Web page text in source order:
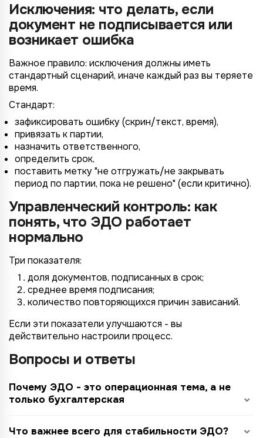
Исключения: что делать, если
документ не подписывается или
возникает ошибка
Важное правило: исключения должны иметь
стандартный сценарий, иначе каждый раз вы теряете
время.
Стандарт:
зафиксировать ошибку (скрин/текст, время),
привязать к партии,
назначить ответственного,
определить срок,
поставить метку "не отгружать/не закрывать
период по партии, пока не решено" (если критично).
Управленческий контроль: как
понять, что ЭДО работает
нормально
Три показателя:
доля документов, подписанных в срок;
среднее время подписания;
количество повторяющихся причин зависаний.
Если эти показатели улучшаются - вы
действительно настроили процесс.
Вопросы и ответы
Почему ЭДО - это операционная тема, а не
только бухгалтерская
Что важнее всего для стабильности ЭДО?